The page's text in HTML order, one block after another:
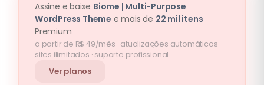
Assine e baixe Biome | Multi-Purpose
WordPress Theme e mais de 22 mil itens
Premium
a partir de R$ 49/mês · atualizações automáticas ·
sites ilimitados · suporte profissional
Ver planos